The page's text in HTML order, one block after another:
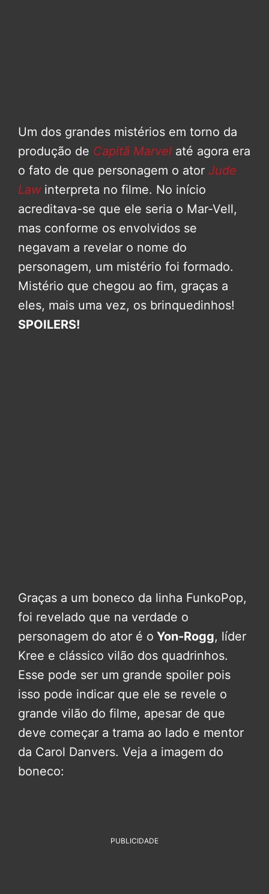
Um dos grandes mistérios em torno da
produção de Capitã Marvel até agora era
o fato de que personagem o ator Jude
Lawinterpreta no filme. No início
acreditava-se que ele seria o Mar-Vell,
mas conforme os envolvidos se
negavam a revelar o nome do
personagem, um mistério foi formado.
Mistério que chegou ao fim, graças a
eles, mais uma vez, os brinquedinhos!
SPOILERS!
Graças a um boneco da linha FunkoPop,
foi revelado que na verdade o
personagem do ator é o Yon-Rogg, líder
Kree e clássico vilão dos quadrinhos.
Esse pode ser um grande spoiler pois
isso pode indicar que ele se revele o
grande vilão do filme, apesar de que
deve começar a trama ao lado e mentor
da Carol Danvers. Veja a imagem do
boneco:
PUBLICIDADE